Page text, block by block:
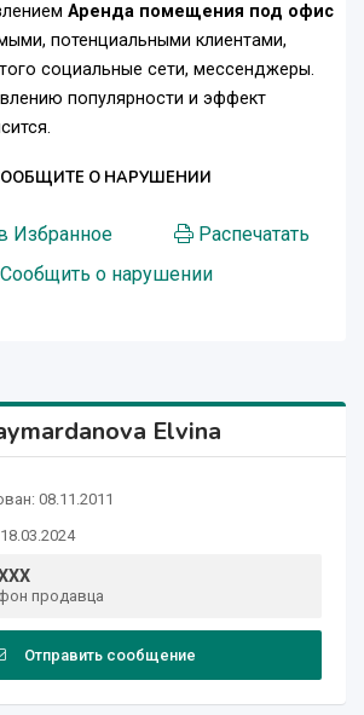
Аренда помещения под офис
потенциальными клиентами,
социальные сети, мессенджеры.
популярности и эффект
О НАРУШЕНИИ
Избранное
Распечатать
Сообщить о нарушении
Elvina
08.11.2011
продавца
Отправить сообщение